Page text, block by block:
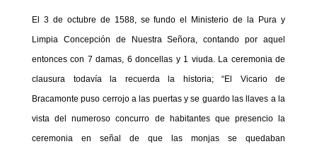
El 3 de octubre de 1588, se fundo el Ministerio de la Pura y
Limpia Concepción de Nuestra Señora, contando por aquel
entonces con 7 damas, 6 doncellas y 1 viuda. La ceremonia de
clausura todavía la recuerda la historia; “El Vicario de
Bracamonte puso cerrojo a las puertas y se guardo las llaves a la
vista del numeroso concurro de habitantes que presencio la
ceremonia en señal de que las monjas se quedaban